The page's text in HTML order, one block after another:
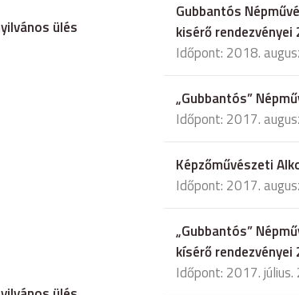
ülés
Gubbantós
kisérő rendezvényei
Időpont: 2018.
„Gubbantós”
Időpont: 2017.
Képzőművészeti
Időpont: 2017.
„Gubbantós”
kísérő rendezvényei
Időpont: 2017. július.